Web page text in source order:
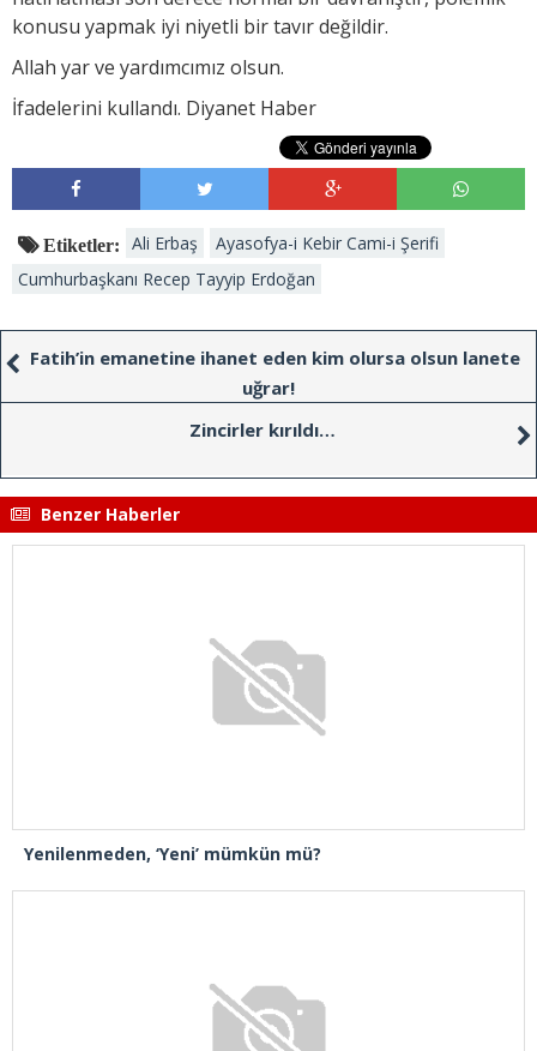
konusu yapmak iyi niyetli bir tavır değildir.
Allah yar ve yardımcımız olsun.
İfadelerini kullandı. Diyanet Haber
Etiketler: Ali Erbaş
Ayasofya-i Kebir Cami-i Şerifi
Cumhurbaşkanı Recep Tayyip Erdoğan
Fatih’in emanetine ihanet eden kim olursa olsun lanete
uğrar!
Zincirler kırıldı…
Benzer Haberler
Yenilenmeden, ‘Yeni’ mümkün mü?